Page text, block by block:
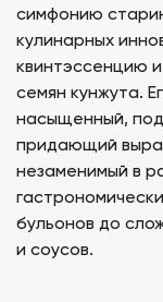
симфонию
кулинарных
квинтэссенцию
семян кунжута.
насыщенный,
придающий
незаменимый в
бульонов до
и соусов.